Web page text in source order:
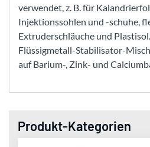
verwendet, z. B. für
Injektionssohlen und -schuhe,
Extruderschläuche und
Flüssigmetall-Stabilisator-
auf Barium-, Zink- und
Produkt-Kategorien